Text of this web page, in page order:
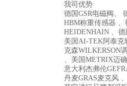
我司优势
德国GSR电磁阀、
HBM称重传感器
HEIDENHAIN 、德
美国AI-TEK阿泰克
克森WILKERSON
、美国METRIX迈确
意大利杰弗伦
丹麦GRAS麦克风